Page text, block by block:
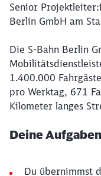
Senior
Berlin GmbH am
Die S-Bahn Berlin
1.400.000
pro Werktag, 671
Kilometer langes
Deine
Du übernimmst